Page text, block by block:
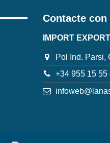
Contacte
IMPORT
Pol Ind. Parsi,
+34 955 15 55